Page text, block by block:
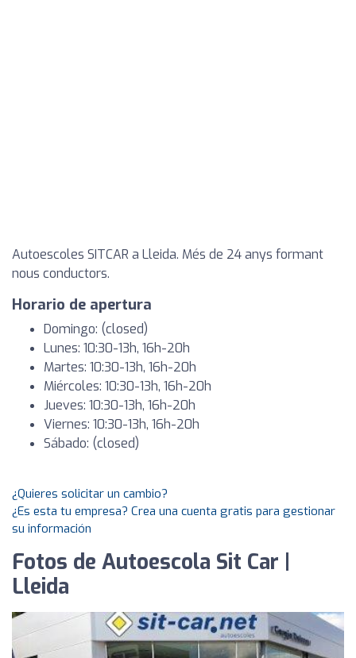
Autoescoles SITCAR a Lleida. Més de 24 anys formant
nous conductors.
Horario de apertura
Domingo: (closed)
Lunes: 10:30-13h, 16h-20h
Martes: 10:30-13h, 16h-20h
Miércoles: 10:30-13h, 16h-20h
Jueves: 10:30-13h, 16h-20h
Viernes: 10:30-13h, 16h-20h
Sábado: (closed)
¿Quieres solicitar un cambio?
¿Es esta tu empresa? Crea una cuenta gratis para gestionar
su información
Fotos de Autoescola Sit Car |
Lleida